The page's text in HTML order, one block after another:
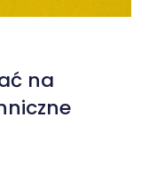
na